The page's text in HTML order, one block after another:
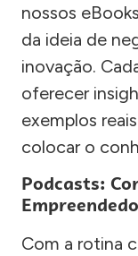
nossos
da ideia de
inovação.
oferecer
exemplos
colocar o
Podcasts:
Com a rotina